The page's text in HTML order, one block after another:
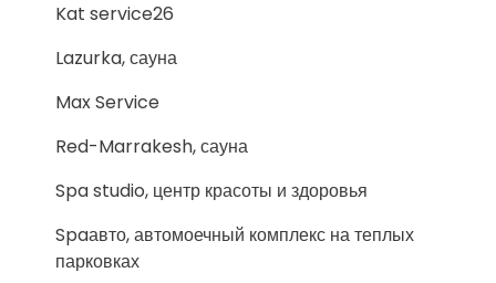
Kat service26
Lazurka, сауна
Max Service
Red-Marrakesh, сауна
Spa studio, центр красоты и здоровья
Spaавто, автомоечный комплекс на теплых
парковках